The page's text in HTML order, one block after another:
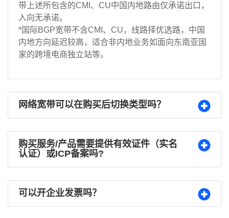
带上述所包含的CMI、CU中国内地路由仅承诺出口，
入向无承诺。
*国际BGP宽带不含CMI、CU，线路择优选路，中国
内地方向延迟较高，适合非内地业务如面向东南亚国
家的跨境电商独立站等。
网络宽带可以在购买后切换类型吗？
购买服务/产品需要提供有效证件（实名
认证）或ICP备案吗?
可以开企业发票吗？